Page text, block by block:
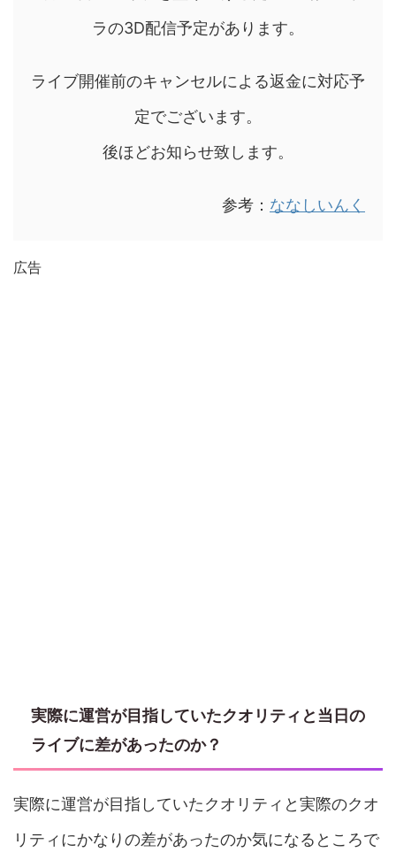
ラの3D配信予定があります。
ライブ開催前のキャンセルによる返金に対応予
定でございます。
後ほどお知らせ致します。
参考： ななしいんく
広告
実際に運営が目指していたクオリティと当日の
ライブに差があったのか？
実際に運営が目指していたクオリティと実際のクオ
リティにかなりの差があったのか気になるところで